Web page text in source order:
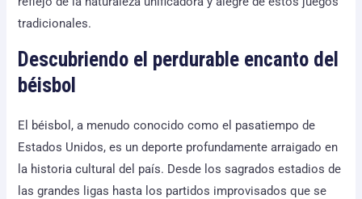
tradicionales.
Descubriendo el perdurable encanto del
béisbol
El béisbol, a menudo conocido como el pasatiempo de
Estados Unidos, es un deporte profundamente arraigado en
la historia cultural del país. Desde los sagrados estadios de
las grandes ligas hasta los partidos improvisados que se